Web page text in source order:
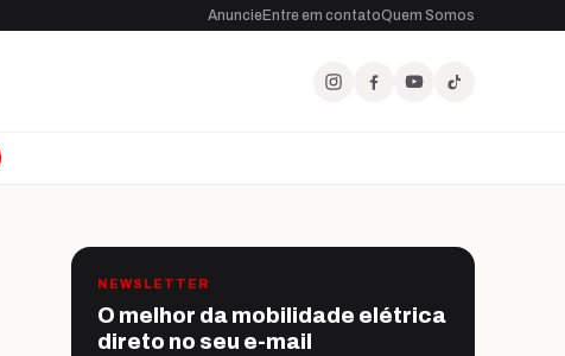
AnuncieEntre em contatoQuem Somos
NEWSLETTER
O melhor da mobilidade elétrica
direto no seu e-mail